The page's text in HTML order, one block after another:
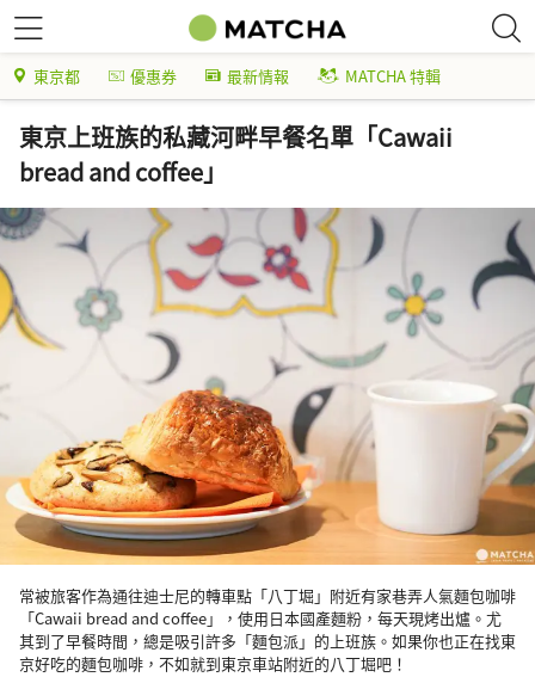
東京都 優惠券 最新情報 MATCHA 特輯
東京上班族的私藏河畔早餐名單「Cawaii
bread and coffee」
常被旅客作為通往迪士尼的轉車點「八丁堀」附近有家巷弄人氣麵包咖啡
「Cawaii bread and coffee」，使用日本國產麵粉，每天現烤出爐。尤
其到了早餐時間，總是吸引許多「麵包派」的上班族。如果你也正在找東
京好吃的麵包咖啡，不如就到東京車站附近的八丁堀吧！